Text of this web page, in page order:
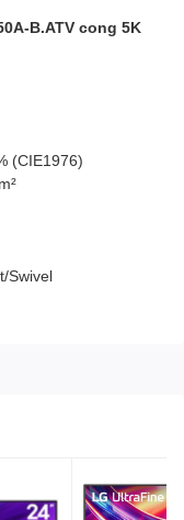
B.ATV cong 5K
(CIE1976)
Swivel